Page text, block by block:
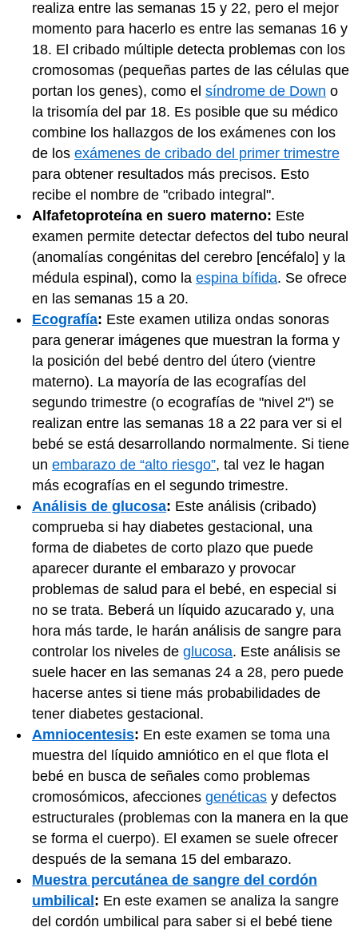
realiza entre las semanas 15 y 22, pero el mejor
momento para hacerlo es entre las semanas 16 y
18. El cribado múltiple detecta problemas con los
cromosomas (pequeñas partes de las células que
portan los genes), como el síndrome de Down o
la trisomía del par 18. Es posible que su médico
combine los hallazgos de los exámenes con los
de los exámenes de cribado del primer trimestre
para obtener resultados más precisos. Esto
recibe el nombre de "cribado integral".
Alfafetoproteína en suero materno: Este
examen permite detectar defectos del tubo neural
(anomalías congénitas del cerebro [encéfalo] y la
médula espinal), como la espina bífida. Se ofrece
en las semanas 15 a 20.
Ecografía: Este examen utiliza ondas sonoras
para generar imágenes que muestran la forma y
la posición del bebé dentro del útero (vientre
materno). La mayoría de las ecografías del
segundo trimestre (o ecografías de "nivel 2") se
realizan entre las semanas 18 a 22 para ver si el
bebé se está desarrollando normalmente. Si tiene
un embarazo de “alto riesgo”, tal vez le hagan
más ecografías en el segundo trimestre.
Análisis de glucosa: Este análisis (cribado)
comprueba si hay diabetes gestacional, una
forma de diabetes de corto plazo que puede
aparecer durante el embarazo y provocar
problemas de salud para el bebé, en especial si
no se trata. Beberá un líquido azucarado y, una
hora más tarde, le harán análisis de sangre para
controlar los niveles de glucosa. Este análisis se
suele hacer en las semanas 24 a 28, pero puede
hacerse antes si tiene más probabilidades de
tener diabetes gestacional.
Amniocentesis: En este examen se toma una
muestra del líquido amniótico en el que flota el
bebé en busca de señales como problemas
cromosómicos, afecciones genéticas y defectos
estructurales (problemas con la manera en la que
se forma el cuerpo). El examen se suele ofrecer
después de la semana 15 del embarazo.
Muestra percutánea de sangre del cordón
umbilical: En este examen se analiza la sangre
del cordón umbilical para saber si el bebé tiene